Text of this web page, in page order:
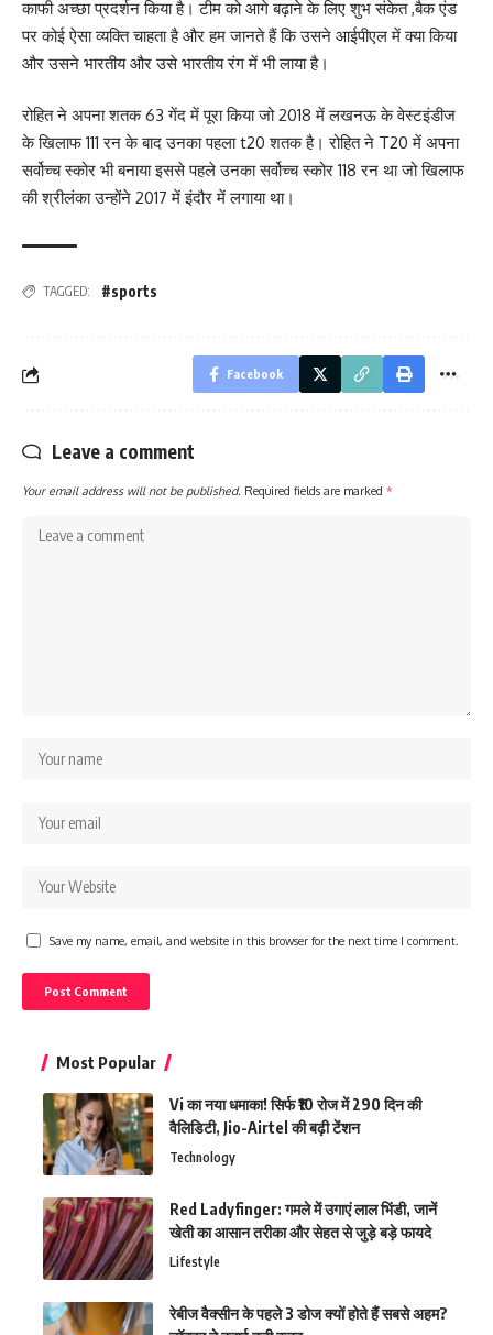
काफी अच्छा प्रदर्शन किया है। टीम को आगे बढ़ाने के लिए शुभ संकेत ,बैक एंड
पर कोई ऐसा व्यक्ति चाहता है और हम जानते हैं कि उसने आईपीएल में क्या किया
और उसने भारतीय और उसे भारतीय रंग में भी लाया है।
रोहित ने अपना शतक 63 गेंद में पूरा किया जो 2018 में लखनऊ के वेस्टइंडीज
के खिलाफ 111 रन के बाद उनका पहला t20 शतक है। रोहित ने T20 में अपना
सर्वोच्च स्कोर भी बनाया इससे पहले उनका सर्वोच्च स्कोर 118 रन था जो खिलाफ
की श्रीलंका उन्होंने 2017 में इंदौर में लगाया था।
TAGGED: #sports
Facebook
Leave a comment
Your email address will not be published. Required fields are marked *
Save my name, email, and website in this browser for the next time I comment.
Most Popular
Vi का नया धमाका! सिर्फ ₹10 रोज में 290 दिन की
वैलिडिटी, Jio-Airtel की बढ़ी टेंशन
Technology
Red Ladyfinger: गमले में उगाएं लाल भिंडी, जानें
खेती का आसान तरीका और सेहत से जुड़े बड़े फायदे
Lifestyle
रेबीज वैक्सीन के पहले 3 डोज क्यों होते हैं सबसे अहम?